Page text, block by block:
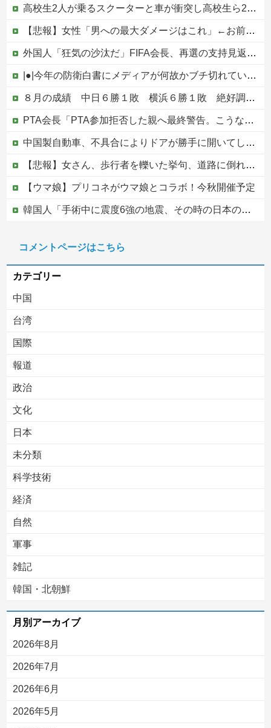
高校生2人が乗るスクーターと車が衝突し高校生ら2人が死傷、車の運転手を逮捕
【悲報】女性「男への最大ダメージはこれ」←お前ら耐えられる？
外国人「狂気の沙汰だ」FIFA会長、再選の支持見返りにモロッコへ2030年W杯決勝の開催を打診か！海外から批判殺到！【海外の反応】
|●|今年の防衛白書にメディアが何故かブチ切れている模様、躍起になって批判するも逆に有権者からは……
８月の成績 中日６勝１敗 横浜６勝１敗 絶好調２チームがＡクラス入りを賭けて明後日から激突！！！！！！！！！他
PTA会長「PTA参加拒否した親へ最終警告。こうなってもいい？」
中国製自動車、不具合によりドアが勝手に開いてしまう件
【悲報】女さん、歩行者を轢いた挙句、道路に倒れてどえらいことになってしまうw w w w w w w
【ウマ娘】プリコネがウマ娘とコラボ！今秋開催予定
韓国人「手術中に震度6強の地震、その時の日本の医療スタッフたちの姿をご覧ください」→「マジで鳥肌立った」「こういう姿は韓国も見習わないと」「あん...
中国の海水浴場の映像があまりにも・・・
コメントページはこちら
カテゴリー
中国
台湾
国際
報道
政治
文化
日本
未分類
科学技術
経済
自然
軍事
雑記
韓国・北朝鮮
月別アーカイブ
2026年8月
2026年7月
2026年6月
2026年5月